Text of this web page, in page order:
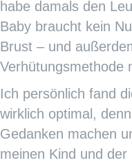
habe damals den
Baby braucht kein
Brust – und
Verhütungsmethode
Ich persönlich fand
wirklich optimal,
Gedanken machen
meinen Kind und